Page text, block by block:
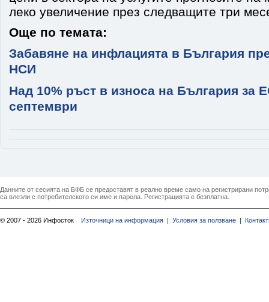
леко увеличение през следващите три
Още по темата:
Забавяне на инфлацията в България
НСИ
Над 10% ръст в износа на България за
септември
Данните от сесията на БФБ се предоставят в реално време само на регистрирани
са влезли с потребителското си име и парола. Регистрацията е безплатна.
© 2007 - 2026 Инфосток Източници на информация | Условия за ползване |